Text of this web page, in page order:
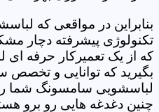
بنابراین در مواقعی که
تکنولوژی پیشرفته دچار
که از یک تعمیرکار حرفه
بگیرید که توانایی و تخصص
لباسشویی سامسونگ شما
چنین دغدغه هایی رو برو